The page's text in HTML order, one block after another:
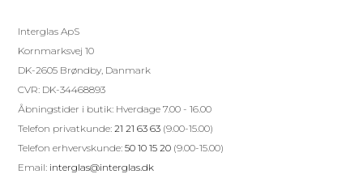
Interglas ApS
Kornmarksvej 10
DK-2605 Brøndby, Danmark
CVR: DK-34468893
Åbningstider i butik: Hverdage 7.00 - 16.00
Telefon privatkunde:21 21 63 63 (9.00-15.00)
Telefon erhvervskunde:50 10 15 20 (9.00-15.00)
Email: interglas@interglas.dk